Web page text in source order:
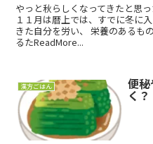
やっと秋らしくなってきたと思
１１月は暦上では、すでに冬に
きた自分を労い、 栄養のあるも
るたReadMore...
漢方ごはん 便
く？